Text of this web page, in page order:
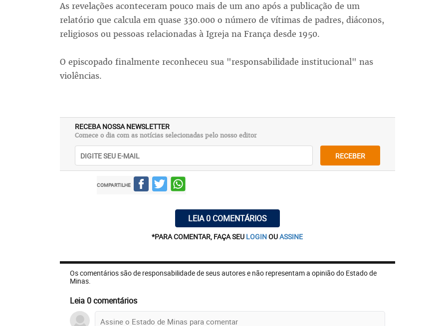
As revelações aconteceram pouco mais de um ano após a publicação de um
relatório que calcula em quase 330.000 o número de vítimas de padres, diáconos,
religiosos ou pessoas relacionadas à Igreja na França desde 1950.
O episcopado finalmente reconheceu sua "responsabilidade institucional" nas
violências.
RECEBA NOSSA NEWSLETTER
Comece o dia com as notícias selecionadas pelo nosso editor
RECEBER
COMPARTILHE
LEIA 0 COMENTÁRIOS
*PARA COMENTAR, FAÇA SEU LOGINOUASSINE
Os comentários são de responsabilidade de seus autores e não representam a opinião do Estado de
Minas.
Leia 0 comentários